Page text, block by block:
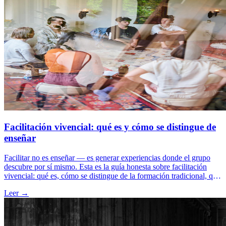
Facilitación vivencial: qué es y cómo se distingue de
enseñar
Facilitar no es enseñar — es generar experiencias donde el grupo
descubre por sí mismo. Esta es la guía honesta sobre facilitación
vivencial: qué es, cómo se distingue de la formación tradicional, qué
cómo aprender el oficio.
Leer →